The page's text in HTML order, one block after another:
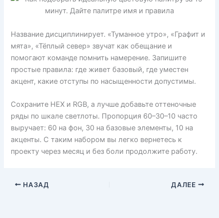
Название дисциплинирует. «Туманное утро», «Графит и
мята», «Тёплый север» звучат как обещание и
помогают команде помнить намерение. Запишите
простые правила: где живет базовый, где уместен
акцент, какие отступы по насыщенности допустимы.
Сохраните HEX и RGB, а лучше добавьте оттеночные
ряды по шкале светлоты. Пропорция 60–30–10 часто
выручает: 60 на фон, 30 на базовые элементы, 10 на
акценты. С таким набором вы легко вернетесь к
проекту через месяц и без боли продолжите работу.
НАЗАД ДАЛЕЕ